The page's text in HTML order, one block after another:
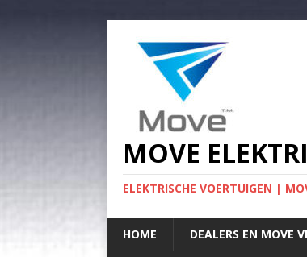
MOVE
ELEKTRISCHE VOERTUIGEN |
HOME DEALERS EN MOVE